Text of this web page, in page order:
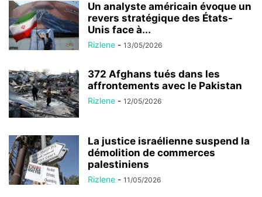
Un analyste américain évoque un
revers stratégique des États-
Unis face à...
Rizlene - 13/05/2026
372 Afghans tués dans les
affrontements avec le Pakistan
Rizlene - 12/05/2026
La justice israélienne suspend la
démolition de commerces
palestiniens
Rizlene - 11/05/2026